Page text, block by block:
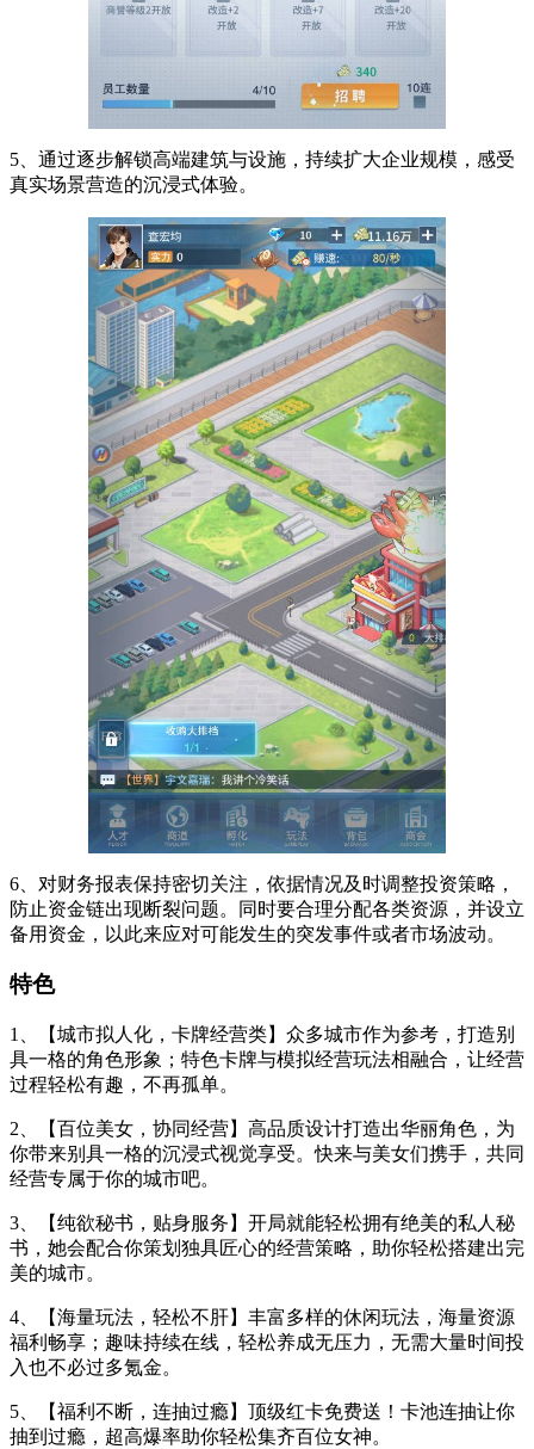
5、通过逐步解锁高端建筑与设施，持续扩大企业规模，感受
真实场景营造的沉浸式体验。
6、对财务报表保持密切关注，依据情况及时调整投资策略，
防止资金链出现断裂问题。同时要合理分配各类资源，并设立
备用资金，以此来应对可能发生的突发事件或者市场波动。
特色
1、【城市拟人化，卡牌经营类】众多城市作为参考，打造别
具一格的角色形象；特色卡牌与模拟经营玩法相融合，让经营
过程轻松有趣，不再孤单。
2、【百位美女，协同经营】高品质设计打造出华丽角色，为
你带来别具一格的沉浸式视觉享受。快来与美女们携手，共同
经营专属于你的城市吧。
3、【纯欲秘书，贴身服务】开局就能轻松拥有绝美的私人秘
书，她会配合你策划独具匠心的经营策略，助你轻松搭建出完
美的城市。
4、【海量玩法，轻松不肝】丰富多样的休闲玩法，海量资源
福利畅享；趣味持续在线，轻松养成无压力，无需大量时间投
入也不必过多氪金。
5、【福利不断，连抽过瘾】顶级红卡免费送！卡池连抽让你
抽到过瘾，超高爆率助你轻松集齐百位女神。